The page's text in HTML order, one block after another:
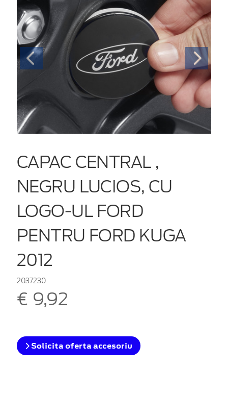
CAPAC CENTRAL ,
NEGRU LUCIOS, CU
LOGO-UL FORD
PENTRU FORD KUGA
2012
2037230
€ 9,92
Solicita oferta accesoriu